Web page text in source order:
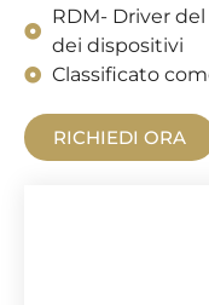
RDM- Driver
dei dispositivi
Classificato
RICHIEDI ORA